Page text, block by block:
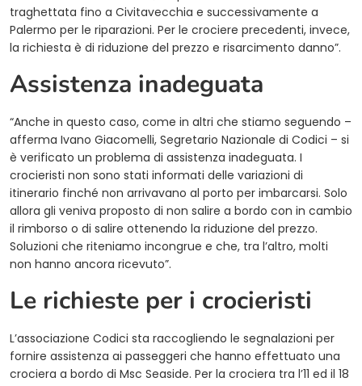
traghettata fino a Civitavecchia e successivamente a
Palermo per le riparazioni. Per le crociere precedenti, invece,
la richiesta è di riduzione del prezzo e risarcimento danno”.
Assistenza inadeguata
“Anche in questo caso, come in altri che stiamo seguendo –
afferma Ivano Giacomelli, Segretario Nazionale di Codici – si
è verificato un problema di assistenza inadeguata. I
crocieristi non sono stati informati delle variazioni di
itinerario finché non arrivavano al porto per imbarcarsi. Solo
allora gli veniva proposto di non salire a bordo con in cambio
il rimborso o di salire ottenendo la riduzione del prezzo.
Soluzioni che riteniamo incongrue e che, tra l’altro, molti
non hanno ancora ricevuto”.
Le richieste per i crocieristi
L’associazione Codici sta raccogliendo le segnalazioni per
fornire assistenza ai passeggeri che hanno effettuato una
crociera a bordo di Msc Seaside. Per la crociera tra l’11 ed il 18